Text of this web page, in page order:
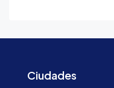
Ciudades